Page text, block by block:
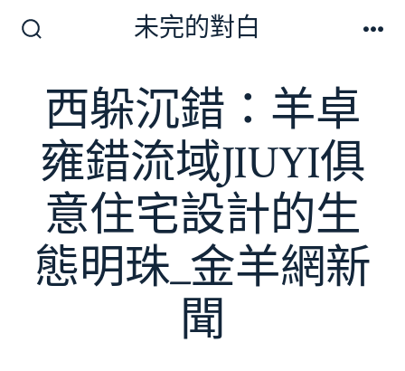
切
換
開
關
未完的對白
西躲沉錯：羊卓
雍錯流域JIUYI俱
意住宅設計的生
態明珠_金羊網新
聞